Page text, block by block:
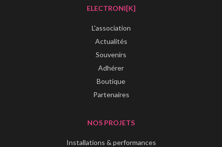
ELECTRONI[K]
L'association
Actualités
Souvenirs
Adhérer
Boutique
Partenaires
NOS PROJETS
Installations & performances